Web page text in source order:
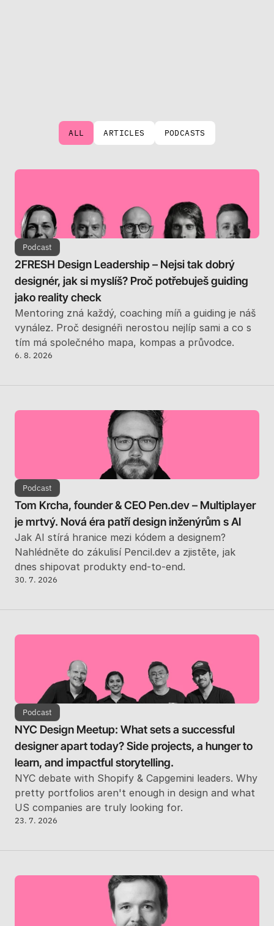
ALL ARTICLES PODCASTS
Podcast
2FRESH Design Leadership – Nejsi tak dobrý
designér, jak si myslíš? Proč potřebuješ guiding
jako reality check
Mentoring zná každý, coaching míň a guiding je náš
vynález. Proč designéři nerostou nejlíp sami a co s
tím má společného mapa, kompas a průvodce.
6. 8. 2026
Podcast
Tom Krcha, founder & CEO Pen.dev – Multiplayer
je mrtvý. Nová éra patří design inženýrům s AI
Jak AI stírá hranice mezi kódem a designem?
Nahlédněte do zákulisí Pencil.dev a zjistěte, jak
dnes shipovat produkty end-to-end.
30. 7. 2026
Podcast
NYC Design Meetup: What sets a successful
designer apart today? Side projects, a hunger to
learn, and impactful storytelling.
NYC debate with Shopify & Capgemini leaders. Why
pretty portfolios aren't enough in design and what
US companies are truly looking for.
23. 7. 2026